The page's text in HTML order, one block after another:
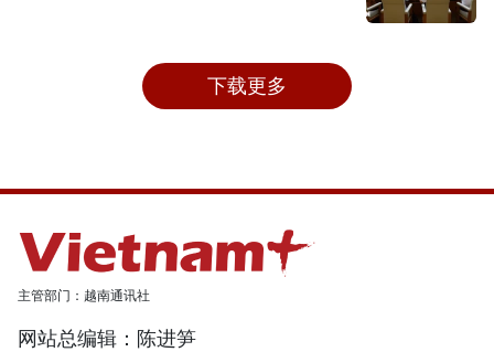
下载更多
主管部门：越南通讯社
网站总编辑：陈进笋